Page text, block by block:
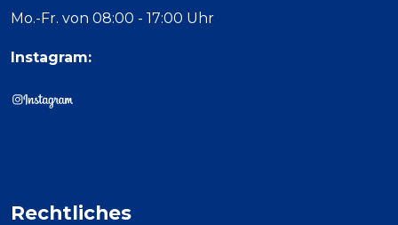
Mo.-Fr. von 08:00 - 17:00 Uhr
Instagram:
Rechtliches